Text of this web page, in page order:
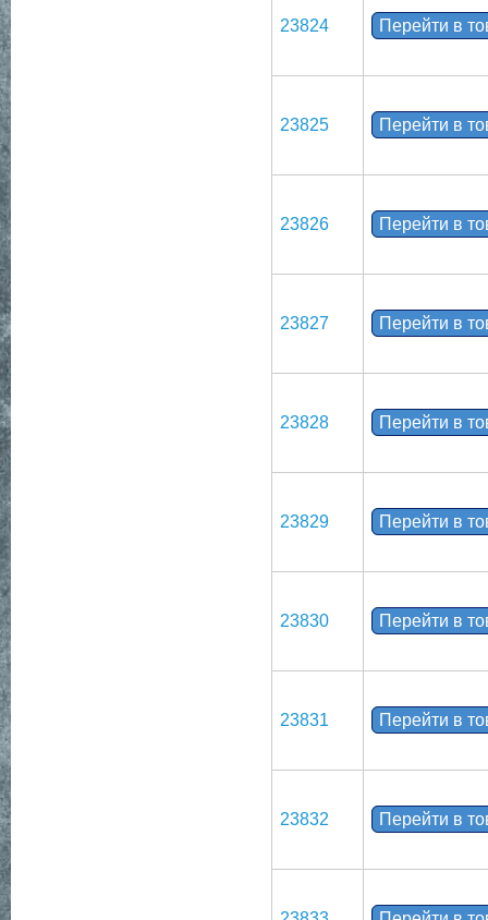
23824 Перейти в
23825 Перейти в
23826 Перейти в
23827 Перейти в
23828 Перейти в
23829 Перейти в
23830 Перейти в
23831 Перейти в
23832 Перейти в